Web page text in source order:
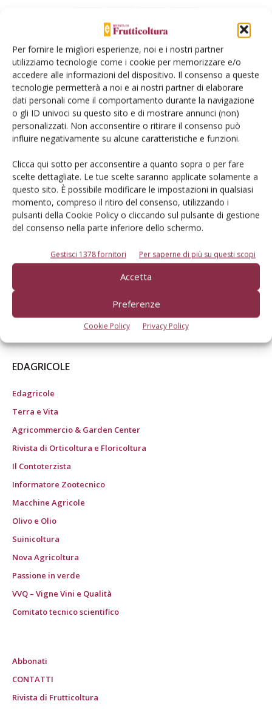
Per fornire le migliori esperienze, noi e i nostri partner
utilizziamo tecnologie come i cookie per memorizzare e/o
accedere alle informazioni del dispositivo. Il consenso a queste
tecnologie permetterà a noi e ai nostri partner di elaborare
dati personali come il comportamento durante la navigazione
o gli ID univoci su questo sito e di mostrare annunci (non)
personalizzati. Non acconsentire o ritirare il consenso può
influire negativamente su alcune caratteristiche e funzioni.
Clicca qui sotto per acconsentire a quanto sopra o per fare
scelte dettagliate. Le tue scelte saranno applicate solamente a
questo sito. È possibile modificare le impostazioni in qualsiasi
momento, compreso il ritiro del consenso, utilizzando i
pulsanti della Cookie Policy o cliccando sul pulsante di gestione
del consenso nella parte inferiore dello schermo.
Gestisci 1378 fornitori Per saperne di più su questi scopi
Accetta
Preferenze
Cookie Policy Privacy Policy
© Tecniche Nuove Spa. Tutti i diritti riservati. Sede legale Via Eritrea 21 -
20157 Milano | Codice fiscale, Partita IVA e Iscrizione al Registro delle
imprese di Milano: 00753480151
Registrazione tribunale di Milano n. 68 - 05.03.2014 (precedentemente
registrata al Tribunale di Bologna n. 4999 del 22/07/1982)
ROC "Poste italiane Spa – sped. A.P. - DL 353/2003 conv. L. 27/02/2004 n. 46,
art. 1 c. 1: CN/BO" ROC n° 24344 dell’11 marzo 2014
Colture
Difesa
Economia e politica
Fertilizzazione
Irrigazione
Miglioramento genetico
Notizie dalle aziende
Potatura e forme di allevamento
Vivaismo frutticolo
EDAGRICOLE
Edagricole
Terra e Vita
Agricommercio & Garden Center
Rivista di Orticoltura e Floricoltura
Il Contoterzista
Informatore Zootecnico
Macchine Agricole
Olivo e Olio
Suinicoltura
Nova Agricoltura
Passione in verde
VVQ – Vigne Vini e Qualità
Comitato tecnico scientifico
Abbonati
CONTATTI
Rivista di Frutticoltura